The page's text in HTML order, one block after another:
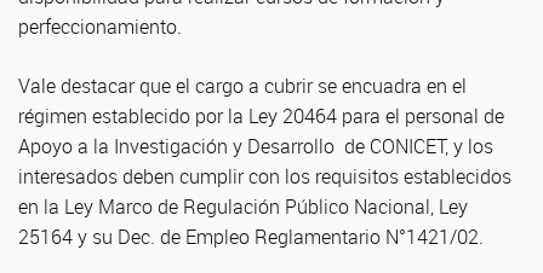
perfeccionamiento.
Vale destacar que el cargo a cubrir se encuadra en el
régimen establecido por la Ley 20464 para el personal de
Apoyo a la Investigación y Desarrollo de CONICET, y los
interesados deben cumplir con los requisitos establecidos
en la Ley Marco de Regulación Público Nacional, Ley
25164 y su Dec. de Empleo Reglamentario N°1421/02.